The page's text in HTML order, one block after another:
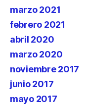
marzo 2021
febrero 2021
abril 2020
marzo 2020
noviembre 2017
junio 2017
mayo 2017